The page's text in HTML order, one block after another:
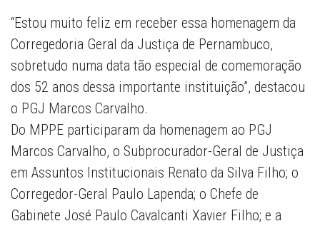
“Estou muito feliz em receber essa homenagem da
Corregedoria Geral da Justiça de Pernambuco,
sobretudo numa data tão especial de comemoração
dos 52 anos dessa importante instituição”, destacou
o PGJ Marcos Carvalho.
Do MPPE participaram da homenagem ao PGJ
Marcos Carvalho, o Subprocurador-Geral de Justiça
em Assuntos Institucionais Renato da Silva Filho; o
Corregedor-Geral Paulo Lapenda; o Chefe de
Gabinete José Paulo Cavalcanti Xavier Filho; e a